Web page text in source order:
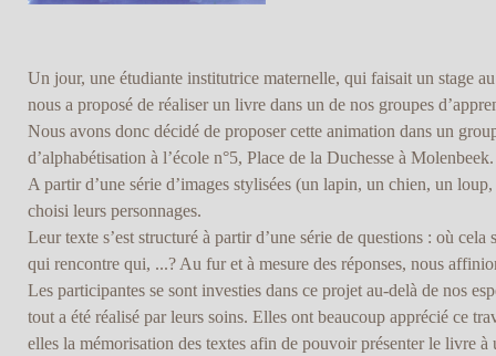
Un jour, une étudiante institutrice maternelle, qui faisait un stage
nous a proposé de réaliser un livre dans un de nos groupes
Nous avons donc décidé de proposer cette animation dans un
d’alphabétisation à l’école n°5, Place de la Duchesse à Molenbeek.
A partir d’une série d’images stylisées (un lapin, un chien, un
choisi leurs personnages.
Leur texte s’est structuré à partir d’une série de questions : où
qui rencontre qui, ...? Au fur et à mesure des réponses, nous
Les participantes se sont investies dans ce projet au-delà de nos
tout a été réalisé par leurs soins. Elles ont beaucoup apprécié ce
elles la mémorisation des textes afin de pouvoir présenter le livre à